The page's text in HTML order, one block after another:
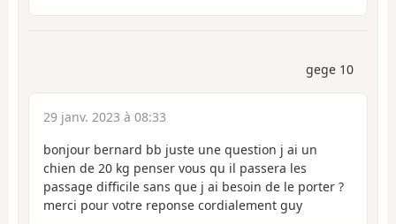
gege 10
29 janv. 2023 à 08:33
bonjour bernard bb juste une question j ai un
chien de 20 kg penser vous qu il passera les
passage difficile sans que j ai besoin de le porter ?
merci pour votre reponse cordialement guy